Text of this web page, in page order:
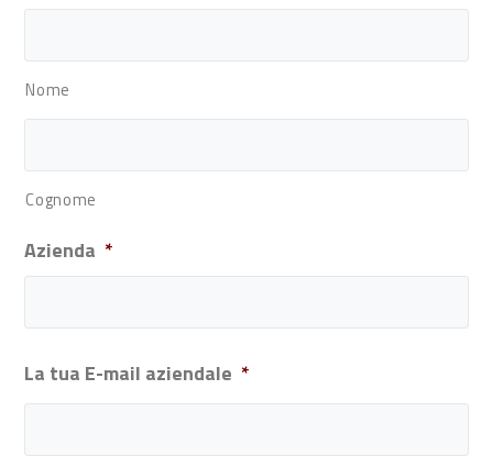
Nome
Cognome
Azienda *
La tua E-mail aziendale *